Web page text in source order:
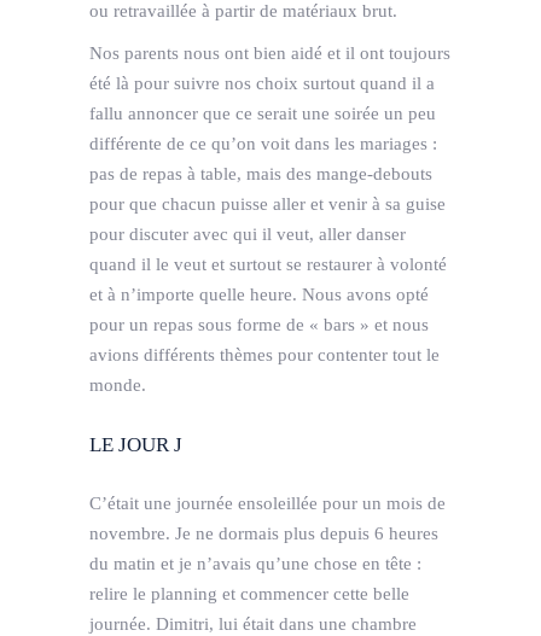
ou retravaillée à partir de matériaux brut.
Nos parents nous ont bien aidé et il ont toujours
été là pour suivre nos choix surtout quand il a
fallu annoncer que ce serait une soirée un peu
différente de ce qu’on voit dans les mariages :
pas de repas à table, mais des mange-debouts
pour que chacun puisse aller et venir à sa guise
pour discuter avec qui il veut, aller danser
quand il le veut et surtout se restaurer à volonté
et à n’importe quelle heure. Nous avons opté
pour un repas sous forme de « bars » et nous
avions différents thèmes pour contenter tout le
monde.
LE JOUR J
C’était une journée ensoleillée pour un mois de
novembre. Je ne dormais plus depuis 6 heures
du matin et je n’avais qu’une chose en tête :
relire le planning et commencer cette belle
journée. Dimitri, lui était dans une chambre